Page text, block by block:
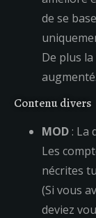
de se
De plus
augmenté.
Contenu divers
MOD: La
Les
nécrites
(Si vous
deviez